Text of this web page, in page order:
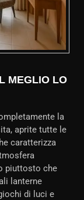
MEGLIO LO
la
aprite tutte le
caratterizza
piuttosto che
lanterne
di luci e